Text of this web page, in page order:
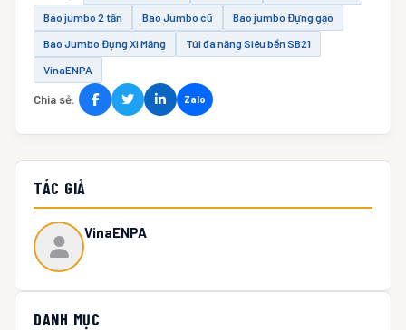
Bao jumbo 2 tấn Bao Jumbo cũ Bao jumbo Đựng gạo
Bao Jumbo Đựng Xi Măng Túi đa năng Siêu bền SB21
VinaENPA
Chia sẻ: Zalo
TÁC GIẢ
VinaENPA
DANH MỤC